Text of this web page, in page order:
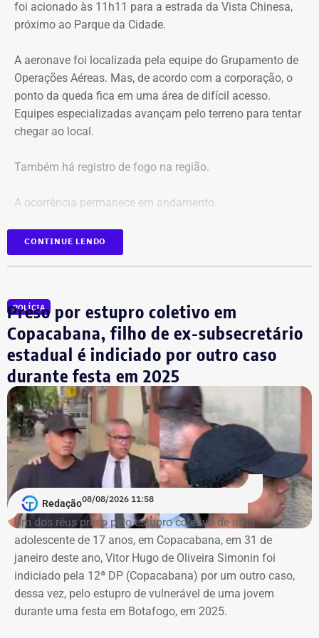
O pedido de Búzios à Justiça
Em caráter urgente, antes da apresentação da defesa das
empresas, a prefeitura solicitou:
Preservação integral dos registros dos nove perfis;
Entrega dos dados de titulares e administradores;
Identificação de anunciantes e financiadores;
Cruzamento técnico das informações das contas;
Retirada das publicações relacionadas no processo;
Interrupção de anúncios e impulsionamentos;
Suspensão temporária de contas que não fossem
vinculadas a pessoas autênticas;
Proibição de distribuição paga por contas ainda não
Multa diária de R$ 50 mil por obrigação descumprida.
A prefeitura pediu que a multa seja aplicada
separadamente de acordo com o perfil, publicação,
campanha ou conjunto de dados.
No julgamento definitivo, o município pretende obter a
remoção permanente dos conteúdos considerados
ilícitos, a desativação das contas comprovadamente
falsas ou utilizadas continuamente para ilegalidades e a
exclusão de cópias idênticas das publicações.
A ação também busca obrigar os responsáveis a publicar
correções ou retratações por pelo menos 30 dias, além de
ressarcir os custos que a prefeitura afirma ter suportado
para responder às informações questionadas.
O valor desses danos não foi calculado. O município
pede ainda indenização por dano moral coletivo, também
foi acionado às 11h11 para a estrada da Vista Chinesa,
próximo ao Parque da Cidade.
A aeronave foi localizada pela equipe do Grupamento de
Operações Aéreas. Mas, de acordo com a corporação, o
ponto da queda fica em uma área de difícil acesso.
Equipes especializadas avançam pelo terreno para tentar
chegar ao local.
Também há registro de fogo na região.
A ocorrência permanece em andamento.
*Em atualização
CONTINUE LENDO
POLÍCIA
Preso por estupro coletivo em
Copacabana, filho de ex-subsecretário
estadual é indiciado por outro caso
durante festa em 2025
Redação08/08/2026 11:58
Um dos réus preso pelo estupro coletivo de uma
adolescente de 17 anos, em Copacabana, em 31 de
janeiro deste ano, Vitor Hugo de Oliveira Simonin foi
indiciado pela 12ª DP (Copacabana) por um outro caso,
dessa vez, pelo estupro de vulnerável de uma jovem
durante uma festa em Botafogo, em 2025.